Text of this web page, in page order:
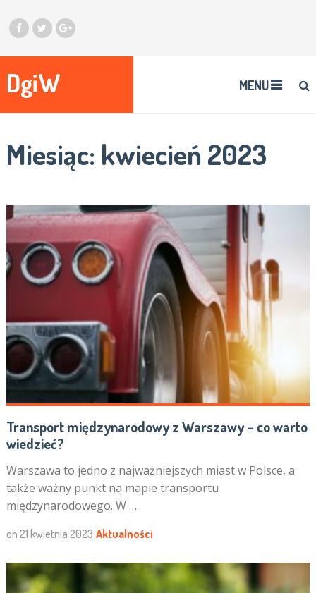
DgiW MENU
Miesiąc: kwiecień 2023
Transport międzynarodowy z Warszawy – co warto
wiedzieć?
Warszawa to jedno z najważniejszych miast w Polsce, a
także ważny punkt na mapie transportu
międzynarodowego. W …
on 21 kwietnia 2023 Aktualności